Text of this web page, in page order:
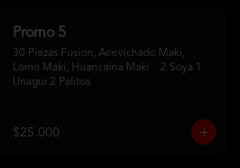
Promo 5
30 Piezas Fusion, Acevichado Maki,
Lomo Maki, Huancaina Maki    2 Soya 1
Unagui 2 Palitos
$25.000